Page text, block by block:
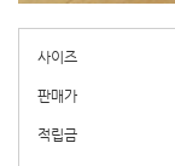
사이즈
판매가
적립금